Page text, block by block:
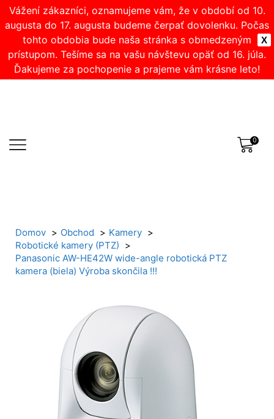
X
Vážení zákazníci, oznamujeme vám, že v období od 10.
augusta do 17. augusta budeme čerpať dovolenku. Počas
tohto obdobia bude naša stránka s obmedzeným
prístupom. Tešíme sa na vašu návštevu opäť od 16. júla.
Ďakujeme za pochopenie a prajeme vám krásne leto!
0
Domov Obchod
Kamery
Robotické kamery (PTZ)
Panasonic AW-HE42W wide-angle robotická PTZ
kamera (biela) Výroba skončila !!!